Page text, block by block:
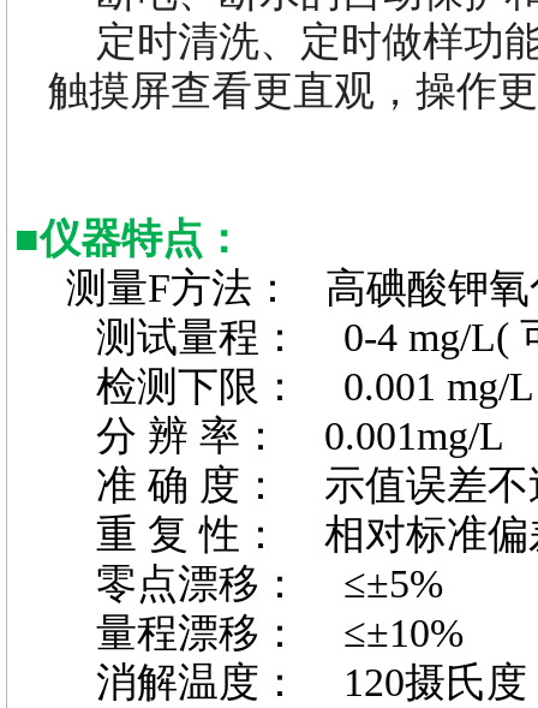
定时清洗、定时做样功
触摸屏查看更直观，操作
■仪器特点：
测量F方法： 高碘酸钾氧
测试量程：
0-4 mg/L(
检测下限：
0.001
分 辨 率：
0.001mg/L
准 确 度：
示值误差不
重 复 性：
相对标准偏
零点漂移：
≤±5%
量程漂移：
≤±10%
消解温度：
120摄氏度